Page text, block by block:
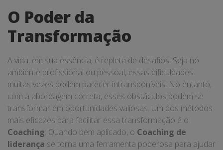
O Poder da
Transformação
A vida, em sua essência, é repleta de desafios. Seja no
ambiente profissional ou pessoal, essas dificuldades
muitas vezes podem parecer intransponíveis. No entanto,
com a abordagem correta, esses obstáculos podem se
transformar em oportunidades valiosas. Um dos métodos
mais eficazes para facilitar essa transformação é o
Coaching. Quando bem aplicado, o Coaching de
liderança se torna uma ferramenta poderosa para ajudar